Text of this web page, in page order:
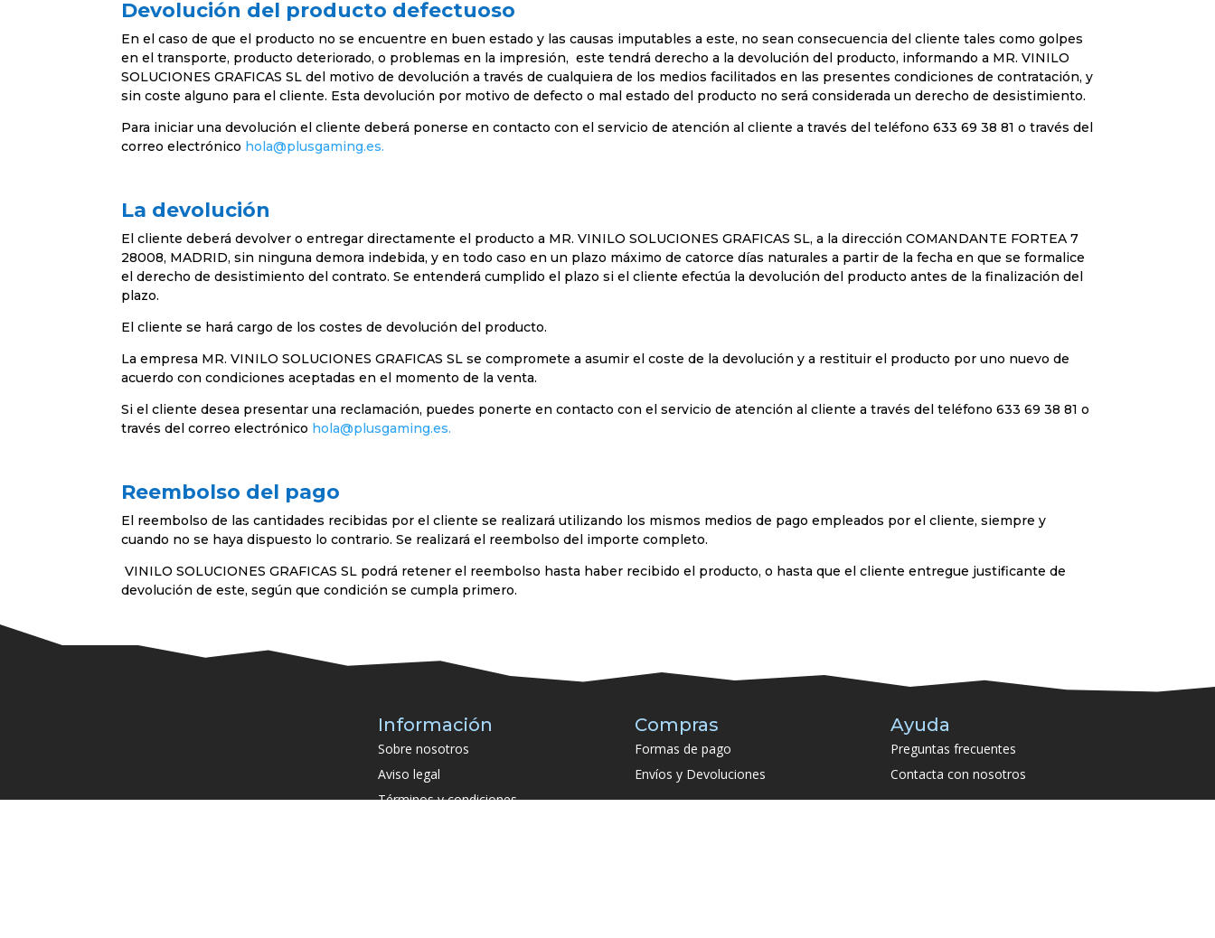
Devolución del producto defectuoso
En el caso de que el producto no se encuentre en buen estado y las causas imputables a este, no sean consecuencia del cliente tales como golpes
en el transporte, producto deteriorado, o problemas en la impresión, este tendrá derecho a la devolución del producto, informando a MR. VINILO
SOLUCIONES GRAFICAS SL del motivo de devolución a través de cualquiera de los medios facilitados en las presentes condiciones de contratación, y
sin coste alguno para el cliente. Esta devolución por motivo de defecto o mal estado del producto no será considerada un derecho de desistimiento.
Para iniciar una devolución el cliente deberá ponerse en contacto con el servicio de atención al cliente a través del teléfono 633 69 38 81 o través del
correo electrónico hola@plusgaming.es.
La devolución
El cliente deberá devolver o entregar directamente el producto a MR. VINILO SOLUCIONES GRAFICAS SL, a la dirección COMANDANTE FORTEA 7
28008, MADRID, sin ninguna demora indebida, y en todo caso en un plazo máximo de catorce días naturales a partir de la fecha en que se formalice
el derecho de desistimiento del contrato. Se entenderá cumplido el plazo si el cliente efectúa la devolución del producto antes de la finalización del
plazo.
El cliente se hará cargo de los costes de devolución del producto.
La empresa MR. VINILO SOLUCIONES GRAFICAS SL se compromete a asumir el coste de la devolución y a restituir el producto por uno nuevo de
acuerdo con condiciones aceptadas en el momento de la venta.
Si el cliente desea presentar una reclamación, puedes ponerte en contacto con el servicio de atención al cliente a través del teléfono 633 69 38 81 o
través del correo electrónico hola@plusgaming.es.
Reembolso del pago
El reembolso de las cantidades recibidas por el cliente se realizará utilizando los mismos medios de pago empleados por el cliente, siempre y
cuando no se haya dispuesto lo contrario. Se realizará el reembolso del importe completo.
VINILO SOLUCIONES GRAFICAS SL podrá retener el reembolso hasta haber recibido el producto, o hasta que el cliente entregue justificante de
devolución de este, según que condición se cumpla primero.
Información
Sobre nosotros
Aviso legal
Términos y condiciones
Compras
Formas de pago
Envíos y Devoluciones
Ayuda
Preguntas frecuentes
Contacta con nosotros